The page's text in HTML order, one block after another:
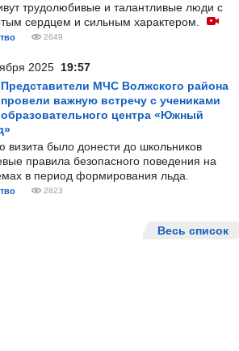
трудолюбивые и талантливые люди с
сердцем и сильным характером.
2649
2025 19:57
Представители МЧС Волжского района
провели важную встречу с учениками
образовательного центра «Южный
визита было донести до школьников
правила безопасного поведения на
в период формирования льда.
2823
Весь список